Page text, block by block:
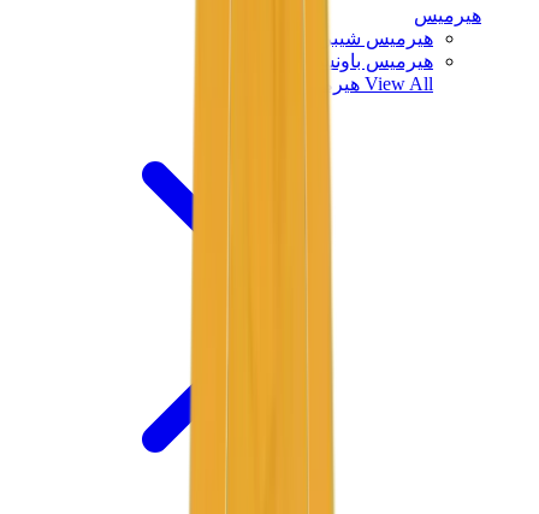
هيرميس
هيرميس شيبر
هيرميس باونسينج
View All هيرميس